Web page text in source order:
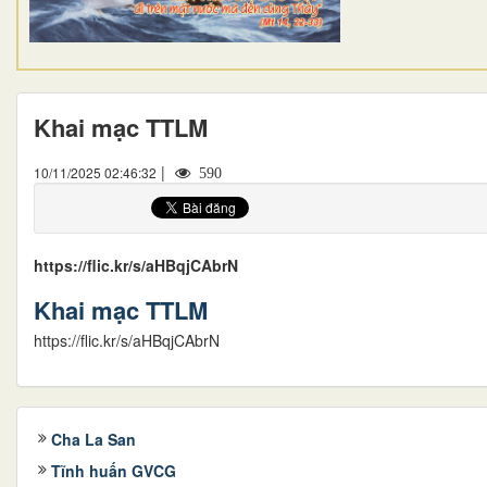
Khai mạc TTLM
10/11/2025 02:46:32 | 590
https://flic.kr/s/aHBqjCAbrN
Khai mạc TTLM
https://flic.kr/s/aHBqjCAbrN
Cha La San
Tĩnh huấn GVCG